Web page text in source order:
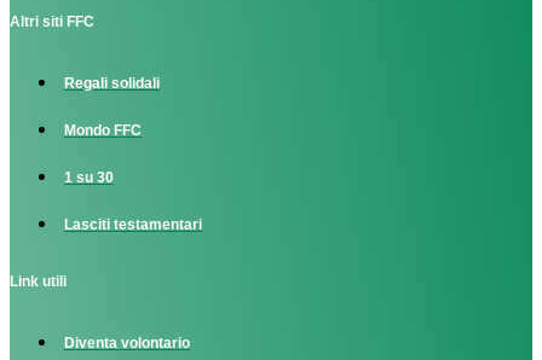
Altri siti FFC
Regali solidali
Mondo FFC
1 su 30
Lasciti testamentari
Link utili
Diventa volontario